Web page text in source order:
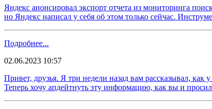
​​Яндекс анонсировал экспорт отчета из мониторинга
но Яндекс написал у себя об этом только сейчас.
Подробнее...
02.06.2023 10:57
​​Привет, друзья. Я три недели назад вам рассказывал,
Теперь хочу апдейтнуть эту информацию, как вы и